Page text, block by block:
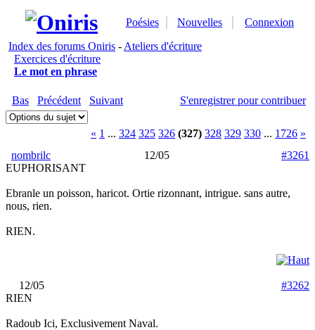
Poésies Nouvelles
Connexion
Index des forums Oniris - Ateliers d'écriture
Exercices d'écriture
Le mot en phrase
Bas Précédent Suivant S'enregistrer pour contribuer
« 1 ... 324 325 326 (327) 328 329 330 ... 1726 »
nombrilc
12/05
#3261
EUPHORISANT
Ebranle un poisson, haricot. Ortie rizonnant, intrigue. sans autre,
nous, rien.
RIEN.
12/05
#3262
RIEN
Radoub Ici, Exclusivement Naval.